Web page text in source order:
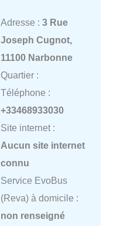
Adresse : 3 Rue
Joseph Cugnot,
11100 Narbonne
Quartier :
Téléphone :
+33468933030
Site internet :
Aucun site internet
connu
Service EvoBus
(Reva) à domicile :
non renseigné